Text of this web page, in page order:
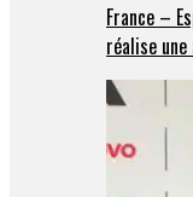
France –
réalise